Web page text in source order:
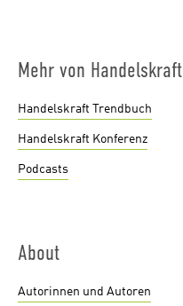
Mehr von Handelskraft
Handelskraft Trendbuch
Handelskraft Konferenz
Podcasts
About
Autorinnen und Autoren